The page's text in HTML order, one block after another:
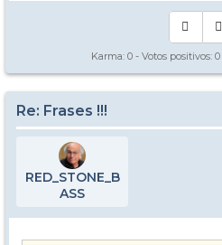
Karma: 0 - Votos positivos: 0
Re: Frases !!!
RED_STONE_B
ASS